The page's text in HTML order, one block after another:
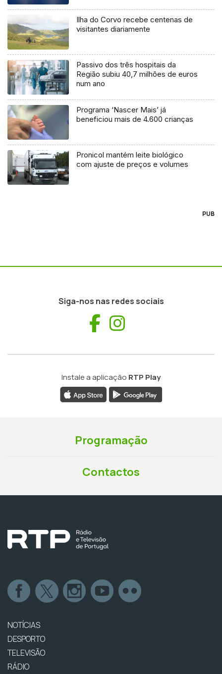
Ilha do Corvo recebe centenas de
visitantes diariamente
Passivo dos três hospitais da
Região subiu 40,7 milhões de euros
num ano
Programa ‘Nascer Mais’ já
beneficiou mais de 4.600 crianças
Pronicol mantém leite biológico
com ajuste de preços e volumes
PUB
Siga-nos nas redes sociais
Facebook
Instale a aplicação RTP Play
Programação
Contactos
NOTÍCIAS
DESPORTO
TELEVISÃO
RÁDIO